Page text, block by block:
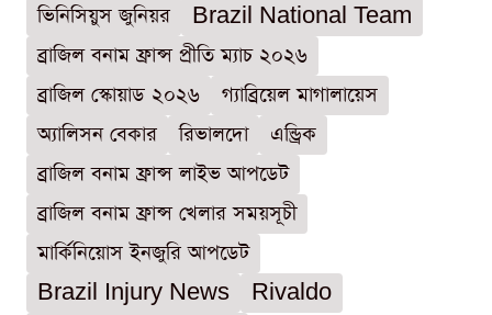
ভিনিসিয়ুস জুনিয়র
Brazil National Team
ব্রাজিল বনাম ফ্রান্স প্রীতি ম্যাচ ২০২৬
ব্রাজিল স্কোয়াড ২০২৬
গ্যাব্রিয়েল মাগালায়েস
অ্যালিসন বেকার
রিভালদো
এন্ড্রিক
ব্রাজিল বনাম ফ্রান্স লাইভ আপডেট
ব্রাজিল বনাম ফ্রান্স খেলার সময়সূচী
মার্কিনিয়োস ইনজুরি আপডেট
Brazil Injury News
Rivaldo